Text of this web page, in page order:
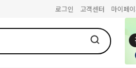
로그인 고객센터 마이페